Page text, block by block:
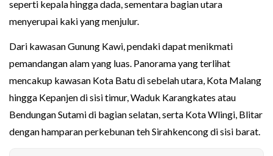
seperti kepala hingga dada, sementara bagian utara
menyerupai kaki yang menjulur.
Dari kawasan Gunung Kawi, pendaki dapat menikmati
pemandangan alam yang luas. Panorama yang terlihat
mencakup kawasan Kota Batu di sebelah utara, Kota Malang
hingga Kepanjen di sisi timur, Waduk Karangkates atau
Bendungan Sutami di bagian selatan, serta Kota Wlingi, Blitar
dengan hamparan perkebunan teh Sirahkencong di sisi barat.